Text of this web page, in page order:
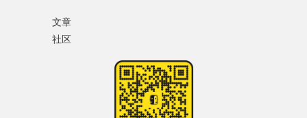
用户名或Email
公会活动
文章
社区